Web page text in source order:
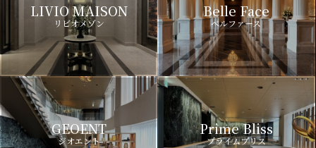
LIVIO MAISON
リビオメゾン
Belle Face
ベルファース
GEOENT
ジオエント
Prime Bliss
プライムブリス